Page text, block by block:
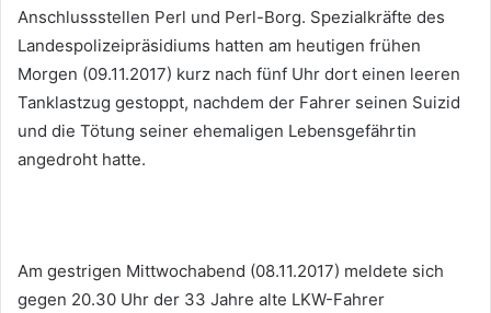
Anschlussstellen Perl und Perl-Borg. Spezialkräfte des
Landespolizeipräsidiums hatten am heutigen frühen
Morgen (09.11.2017) kurz nach fünf Uhr dort einen leeren
Tanklastzug gestoppt, nachdem der Fahrer seinen Suizid
und die Tötung seiner ehemaligen Lebensgefährtin
angedroht hatte.
Am gestrigen Mittwochabend (08.11.2017) meldete sich
gegen 20.30 Uhr der 33 Jahre alte LKW-Fahrer